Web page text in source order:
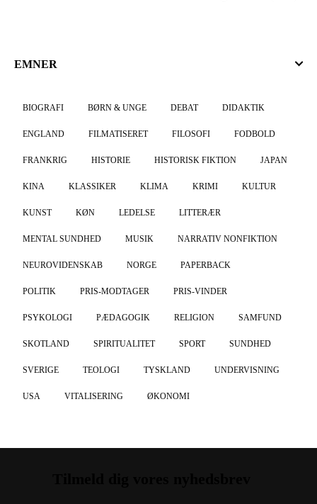
EMNER
BIOGRAFI BØRN & UNGE DEBAT DIDAKTIK
ENGLAND FILMATISERET FILOSOFI FODBOLD
FRANKRIG HISTORIE HISTORISK FIKTION JAPAN
KINA KLASSIKER KLIMA KRIMI KULTUR
KUNST KØN LEDELSE LITTERÆR
MENTAL SUNDHED MUSIK NARRATIV NONFIKTION
NEUROVIDENSKAB NORGE PAPERBACK
POLITIK PRIS-MODTAGER PRIS-VINDER
PSYKOLOGI PÆDAGOGIK RELIGION SAMFUND
SKOTLAND SPIRITUALITET SPORT SUNDHED
SVERIGE TEOLOGI TYSKLAND UNDERVISNING
USA VITALISERING ØKONOMI